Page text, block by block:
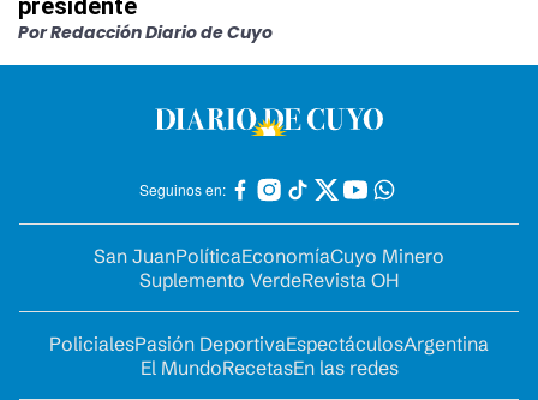
presidente
Por Redacción Diario de Cuyo
Seguinos en:
San JuanPolíticaEconomíaCuyo Minero
Suplemento VerdeRevista OH
PolicialesPasión DeportivaEspectáculosArgentina
El MundoRecetasEn las redes